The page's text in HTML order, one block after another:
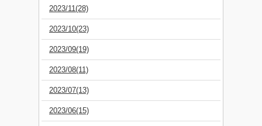
2023/11(28)
2023/10(23)
2023/09(19)
2023/08(11)
2023/07(13)
2023/06(15)